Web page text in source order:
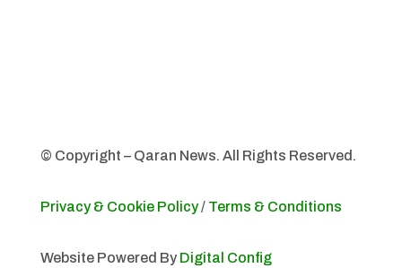
© Copyright – Qaran News. All Rights Reserved.
Privacy & Cookie Policy/ Terms & Conditions
Website Powered By Digital Config